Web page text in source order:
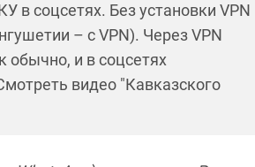
в соцсетях. Без установки VPN
– с VPN). Через VPN
обычно, и в соцсетях
видео "Кавказского